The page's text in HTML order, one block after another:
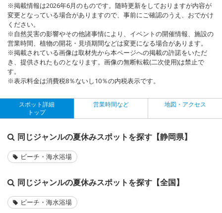
※掲載情報は2026年6月のものです。随時更新をしておりますが内容が
変更となっている場合がありますので、事前にご確認のうえ、おでかけ
ください。
※自然災害の影響やその他諸事情により、イベントの開催情報、施設の
営業時間、植物の開花・見頃期間などは変更になる場合があります。
※掲載されている画像は取材先から本ページへの掲載の許諾をいただ
き、提供されたものとなります。画像の無断転載(二次使用)は禁止で
す。
※表示料金は消費税8％ないし10％の内税表示です。
スポット詳細
トップ
営業時間など 地図・アクセス
同じジャンルの夏休みスポットを探す【静岡県】
ビーチ・海水浴場
同じジャンルの夏休みスポットを探す【全国】
ビーチ・海水浴場